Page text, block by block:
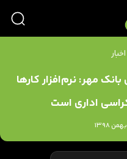
اخبار
مهر: نرم‌افزار کارها
اداری است